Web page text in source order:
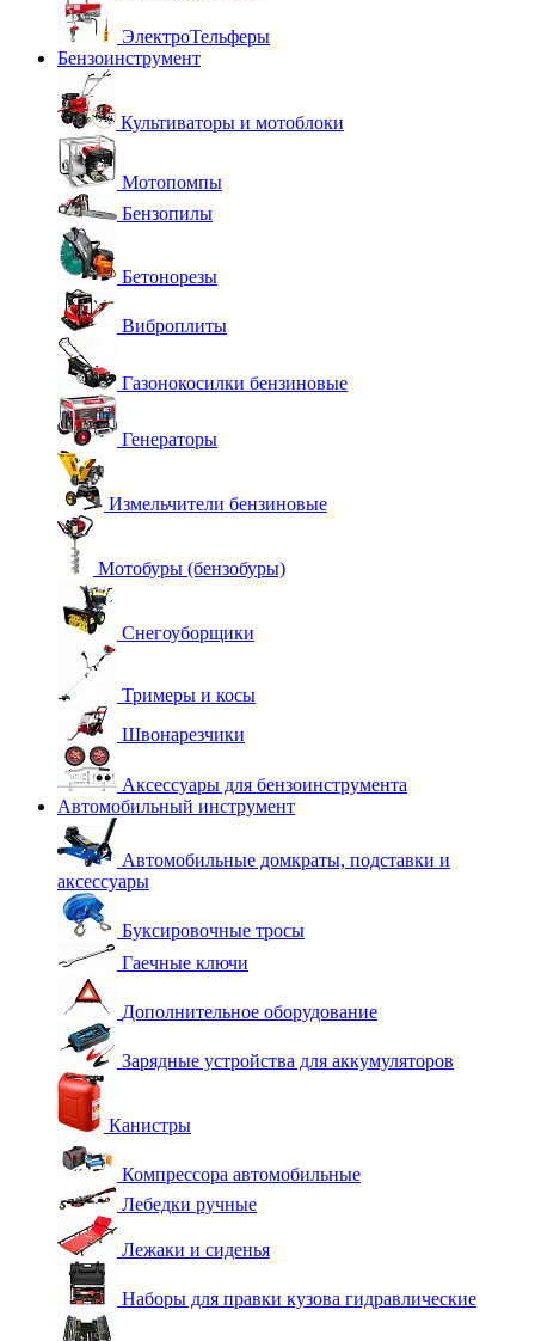
ЭлектроТельферы
Бензоинструмент
Культиваторы и мотоблоки
Мотопомпы
Бензопилы
Бетонорезы
Виброплиты
Газонокосилки бензиновые
Генераторы
Измельчители бензиновые
Мотобуры (бензобуры)
Снегоуборщики
Тримеры и косы
Швонарезчики
Аксессуары для бензоинструмента
Автомобильный инструмент
Автомобильные домкраты, подставки и
аксессуары
Буксировочные тросы
Гаечные ключи
Дополнительное оборудование
Зарядные устройства для аккумуляторов
Канистры
Компрессора автомобильные
Лебедки ручные
Лежаки и сиденья
Наборы для правки кузова гидравлические